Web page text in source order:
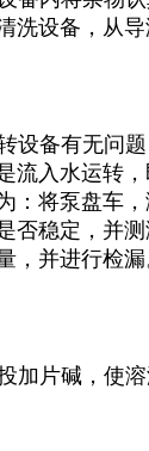
洗设备，从导
设备有无问
流入水运转
：将泵盘车
否稳定，并测
，并进行检
加片碱，使